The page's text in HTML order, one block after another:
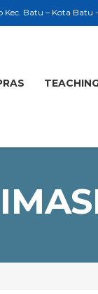
Kec. Batu – Kota Batu